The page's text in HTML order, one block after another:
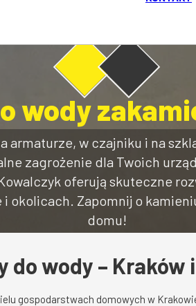
wody
armaturze, w czajniku i na
zagrożenie dla Twoich
oferują skuteczne
okolicach. Zapomnij o
domu!
do wody – Kraków
gospodarstwach domowych w